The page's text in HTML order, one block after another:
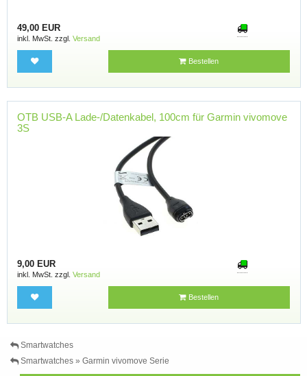
49,00 EUR
inkl. MwSt. zzgl. Versand
Bestellen
OTB USB-A Lade-/Datenkabel, 100cm für Garmin vivomove
3S
9,00 EUR
inkl. MwSt. zzgl. Versand
Bestellen
Smartwatches
Smartwatches » Garmin vivomove Serie